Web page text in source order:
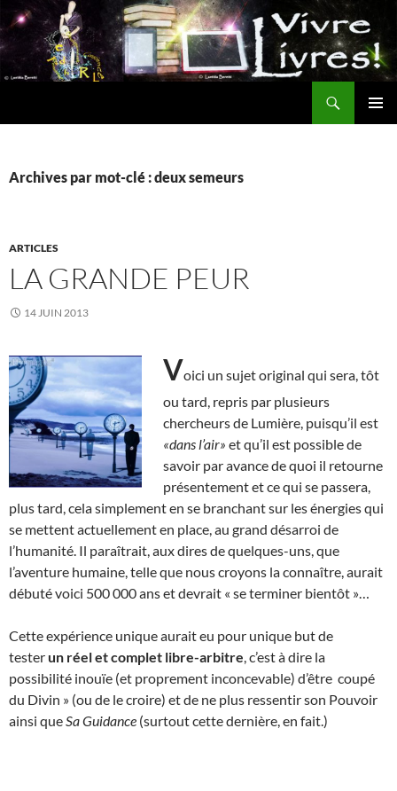
Aller
au
contenu
Archives par mot-clé : deux semeurs
ARTICLES
LA GRANDE PEUR
14 JUIN 2013
Voici un sujet original qui sera, tôt
ou tard, repris par plusieurs
chercheurs de Lumière, puisqu’il est
«dans l’air» et qu’il est possible de
savoir par avance de quoi il retourne
présentement et ce qui se passera,
plus tard, cela simplement en se branchant sur les énergies qui
se mettent actuellement en place, au grand désarroi de
l’humanité. Il paraîtrait, aux dires de quelques-uns, que
l’aventure humaine, telle que nous croyons la connaître, aurait
débuté voici 500 000 ans et devrait « se terminer bientôt »…
Cette expérience unique aurait eu pour unique but de
testerun réel et complet libre-arbitre , c’est à dire la
possibilité inouïe (et proprement inconcevable) d’être coupé
du Divin » (ou de le croire) et de ne plus ressentir son Pouvoir
ainsi que Sa Guidance (surtout cette dernière, en fait.)